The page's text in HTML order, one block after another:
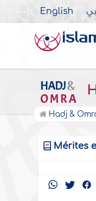
English
Hadj &
Mérites